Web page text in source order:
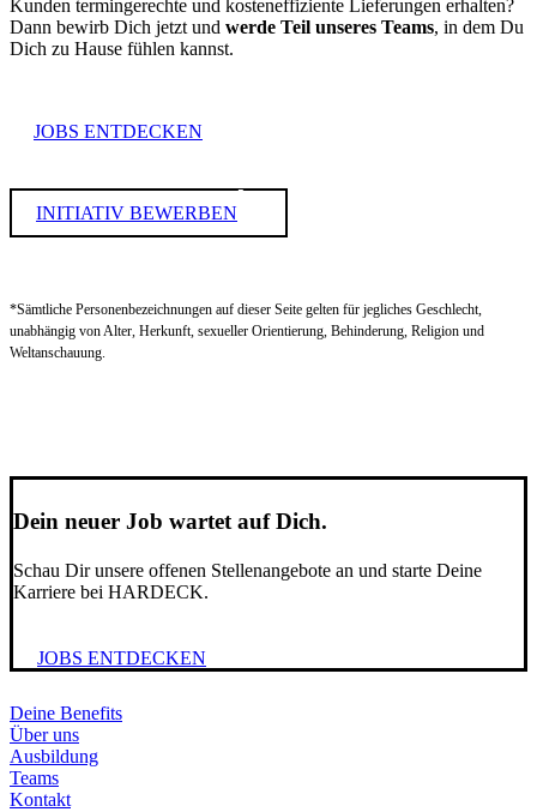
Kunden termingerechte und kosteneffiziente Lieferungen erhalten?
Dann bewirb Dich jetzt und werde Teil unseres Teams, in dem Du
Dich zu Hause fühlen kannst.
JOBS ENTDECKEN
INITIATIV BEWERBEN
*Sämtliche Personenbezeichnungen auf dieser Seite gelten für jegliches Geschlecht,
unabhängig von Alter, Herkunft, sexueller Orientierung, Behinderung, Religion und
Weltanschauung.
Dein neuer Job wartet auf Dich.
Schau Dir unsere offenen Stellenangebote an und starte Deine
Karriere bei HARDECK.
JOBS ENTDECKEN
Deine Benefits
Über uns
Ausbildung
Teams
Kontakt